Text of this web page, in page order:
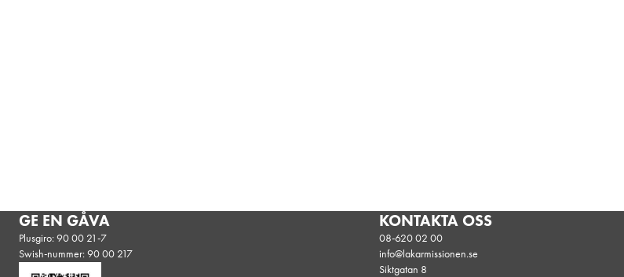
GE EN GÅVA
Plusgiro: 90 00 21-7
Swish-nummer: 90 00 217
KONTAKTA OSS
08-620 02 00
info@lakarmissionen.se
Siktgatan 8